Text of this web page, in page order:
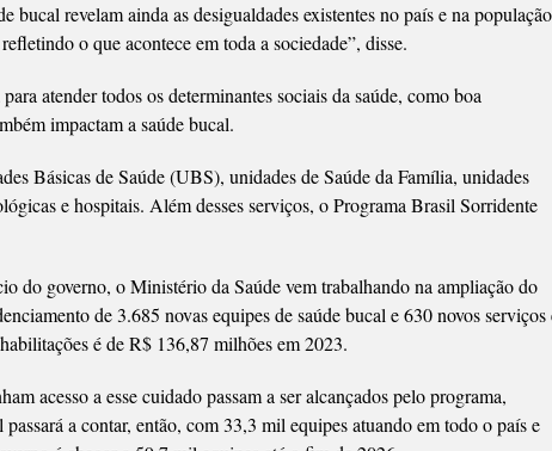
bucal revelam ainda as desigualdades existentes no país e na população
o que acontece em toda a sociedade”, disse.
atender todos os determinantes sociais da saúde, como boa
impactam a saúde bucal.
Básicas de Saúde (UBS), unidades de Saúde da Família, unidades
e hospitais. Além desses serviços, o Programa Brasil Sorridente
do governo, o Ministério da Saúde vem trabalhando na ampliação do
de 3.685 novas equipes de saúde bucal e 630 novos serviços
é de R$ 136,87 milhões em 2023.
acesso a esse cuidado passam a ser alcançados pelo programa,
a contar, então, com 33,3 mil equipes atuando em todo o país e